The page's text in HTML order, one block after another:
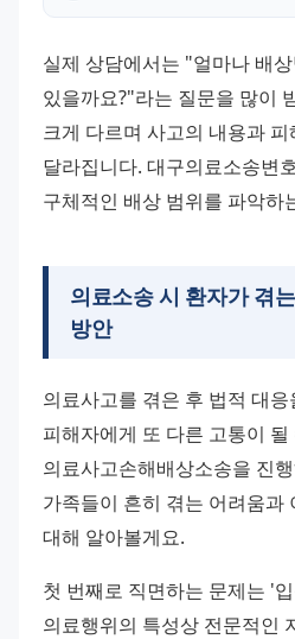
실제 상담에서는 "얼마나 배
있을까요?"라는 질문을 많이
크게 다르며 사고의 내용과
달라집니다. 대구의료소송변
구체적인 배상 범위를 파악하
의료소송 시 환자가 겪
방안
의료사고를 겪은 후 법적 대
피해자에게 또 다른 고통이 될
의료사고손해배상소송을 진
가족들이 흔히 겪는 어려움과
대해 알아볼게요.
첫 번째로 직면하는 문제는 '
의료행위의 특성상 전문적인